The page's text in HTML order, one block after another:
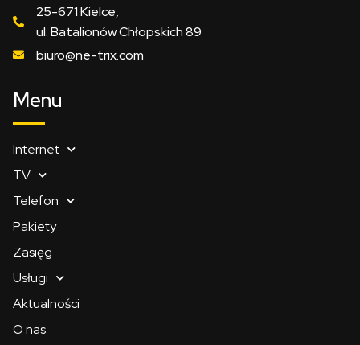
25-671 Kielce,
ul. Batalionów Chłopskich 89
biuro@ne-trix.com
Menu
Internet
TV
Telefon
Pakiety
Zasięg
Usługi
Aktualności
O nas